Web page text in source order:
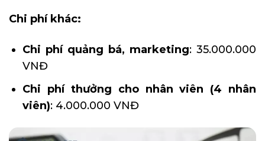
Chi phí khác:
Chi phí quảng bá, marketing: 35.000.000
VNĐ
Chi phí thưởng cho nhân viên (4 nhân
viên): 4.000.000 VNĐ